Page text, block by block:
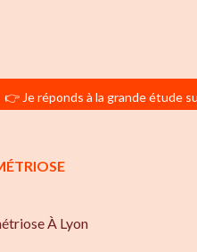
👉 Je réponds à la grande étude
À Lyon